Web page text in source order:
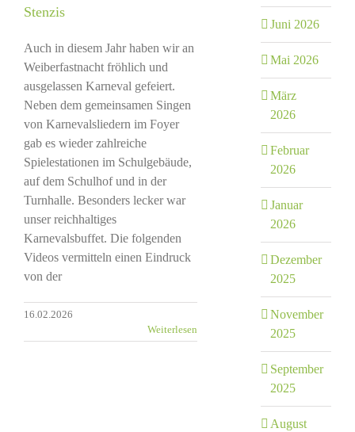
Stenzis
Auch in diesem Jahr haben wir an
Weiberfastnacht fröhlich und
ausgelassen Karneval gefeiert.
Neben dem gemeinsamen Singen
von Karnevalsliedern im Foyer
gab es wieder zahlreiche
Spielestationen im Schulgebäude,
auf dem Schulhof und in der
Turnhalle. Besonders lecker war
unser reichhaltiges
Karnevalsbuffet. Die folgenden
Videos vermitteln einen Eindruck
von der
16.02.2026
Weiterlesen
Juni 2026
Mai 2026
März
2026
Februar
2026
Januar
2026
Dezember
2025
November
2025
September
2025
August